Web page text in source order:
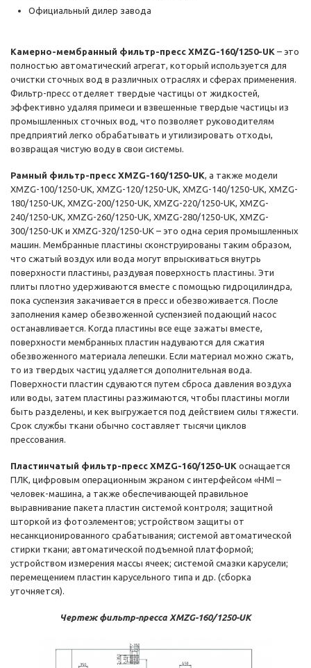
Официальный дилер завода
Камерно-мембранный фильтр-пресс XMZG-160/1250-UK – это
полностью автоматический агрегат, который используется для
очистки сточных вод в различных отраслях и сферах применения.
Фильтр-пресс отделяет твердые частицы от жидкостей,
эффективно удаляя примеси и взвешенные твердые частицы из
промышленных сточных вод, что позволяет руководителям
предприятий легко обрабатывать и утилизировать отходы,
возвращая чистую воду в свои системы.
Рамный фильтр-пресс XMZG-160/1250-UK, а также модели
XMZG-100/1250-UK, XMZG-120/1250-UK, XMZG-140/1250-UK, XMZG-
180/1250-UK, XMZG-200/1250-UK, XMZG-220/1250-UK, XMZG-
240/1250-UK, XMZG-260/1250-UK, XMZG-280/1250-UK, XMZG-
300/1250-UK и XMZG-320/1250-UK – это одна серия промышленных
машин. Мембранные пластины сконструированы таким образом,
что сжатый воздух или вода могут впрыскиваться внутрь
поверхности пластины, раздувая поверхность пластины. Эти
плиты плотно удерживаются вместе с помощью гидроцилиндра,
пока суспензия закачивается в пресс и обезвоживается. После
заполнения камер обезвоженной суспензией подающий насос
останавливается. Когда пластины все еще зажаты вместе,
поверхности мембранных пластин надуваются для сжатия
обезвоженного материала лепешки. Если материал можно сжать,
то из твердых частиц удаляется дополнительная вода.
Поверхности пластин сдуваются путем сброса давления воздуха
или воды, затем пластины разжимаются, чтобы пластины могли
быть разделены, и кек выгружается под действием силы тяжести.
Срок службы ткани обычно составляет тысячи циклов
прессования.
Пластинчатый фильтр-пресс XMZG-160/1250-UK оснащается
ПЛК, цифровым операционным экраном с интерфейсом «HMI –
человек-машина, а также обеспечивающей правильное
выравнивание пакета пластин системой контроля; защитной
шторкой из фотоэлементов; устройством защиты от
несанкционированного срабатывания; системой автоматической
стирки ткани; автоматической подъемной платформой;
устройством измерения массы ячеек; системой смазки карусели;
перемещением пластин карусельного типа и др. (сборка
уточняется).
Чертеж фильтр-пресса XMZG-160/1250-UK